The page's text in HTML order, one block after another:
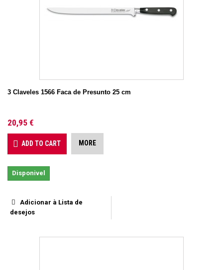
3 Claveles 1566 Faca de Presunto 25 cm
20,95 €
ADD TO CART MORE
Disponivel
Adicionar à Lista de
desejos